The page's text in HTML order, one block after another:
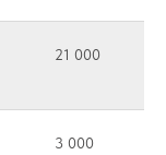
21 000
3 000